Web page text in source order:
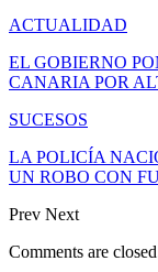
ACTUALIDAD
EL GOBIERNO
CANARIA POR
SUCESOS
LA POLICÍA
UN ROBO CON
Prev Next
Comments are